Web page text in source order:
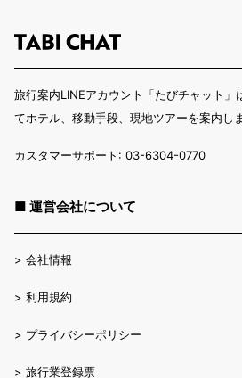
旅行案内LINEアカウント「たびチャット」
てホテル、移動手段、現地ツアーを案内しま
カスタマーサポート: 03-6304-0770
■ 運営会社について
> 会社情報
> 利用規約
> プライバシーポリシー
> 旅行業登録票